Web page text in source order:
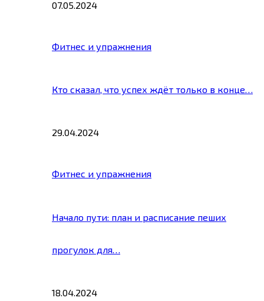
07.05.2024
Фитнес и упражнения
Кто сказал, что успех ждёт только в конце…
29.04.2024
Фитнес и упражнения
Начало пути: план и расписание пеших
прогулок для…
18.04.2024